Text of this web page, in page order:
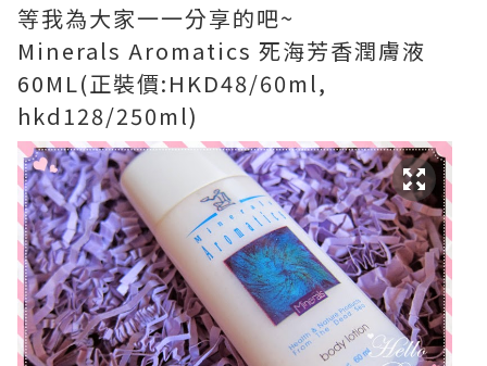
等我為大家一一分享的吧~
Minerals Aromatics 死海芳香潤膚液
60ML(正裝價:HKD48/60ml,
hkd128/250ml)